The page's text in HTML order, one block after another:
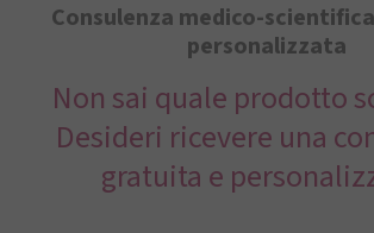
Consulenza medico-
personalizzata
Non sai quale prodotto
Desideri ricevere una
gratuita e